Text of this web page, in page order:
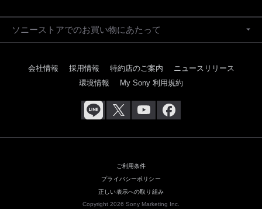
ソニーストアでのお買い物にあたって
会社情報 採用情報 特約店のご案内
ニュースリリース
環境情報
My Sony 利用規約
ご利用条件
プライバシーポリシー
正しい表示への取り組み
Copyright 2026 Sony Marketing Inc.